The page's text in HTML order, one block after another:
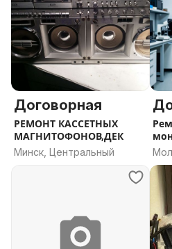
Договорная
РЕМОНТ КАССЕТНЫХ
МАГНИТОФОНОВ,ДЕК
Минск, Центральный